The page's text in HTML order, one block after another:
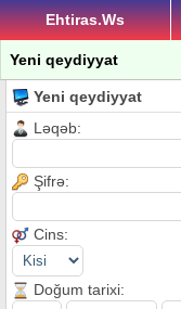
Ehtiras.Ws
Yeni qeydiyyat
Yeni qeydiyyat
Ləqəb:
Şifrə:
Cins:
Doğum tarixi: